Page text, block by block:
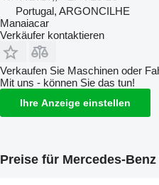
Portugal, ARGONCILHE
Manaiacar
Verkäufer kontaktieren
Verkaufen Sie Maschinen oder
Mit uns - können Sie das tun!
Ihre Anzeige einstellen
Preise für Mercedes-